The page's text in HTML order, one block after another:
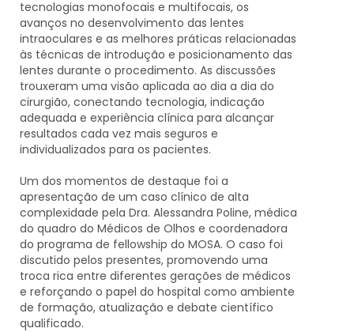
tecnologias monofocais e multifocais, os
avanços no desenvolvimento das lentes
intraoculares e as melhores práticas relacionadas
às técnicas de introdução e posicionamento das
lentes durante o procedimento. As discussões
trouxeram uma visão aplicada ao dia a dia do
cirurgião, conectando tecnologia, indicação
adequada e experiência clínica para alcançar
resultados cada vez mais seguros e
individualizados para os pacientes.
Um dos momentos de destaque foi a
apresentação de um caso clínico de alta
complexidade pela Dra. Alessandra Poline, médica
do quadro do Médicos de Olhos e coordenadora
do programa de fellowship do MOSA. O caso foi
discutido pelos presentes, promovendo uma
troca rica entre diferentes gerações de médicos
e reforçando o papel do hospital como ambiente
de formação, atualização e debate científico
qualificado.